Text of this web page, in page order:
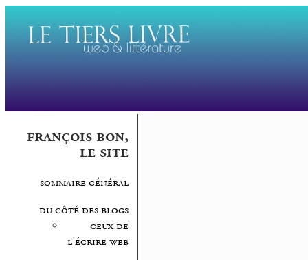
françois bon,
le site
sommaire général
du côté des blogs
ceux de
l’écrire web